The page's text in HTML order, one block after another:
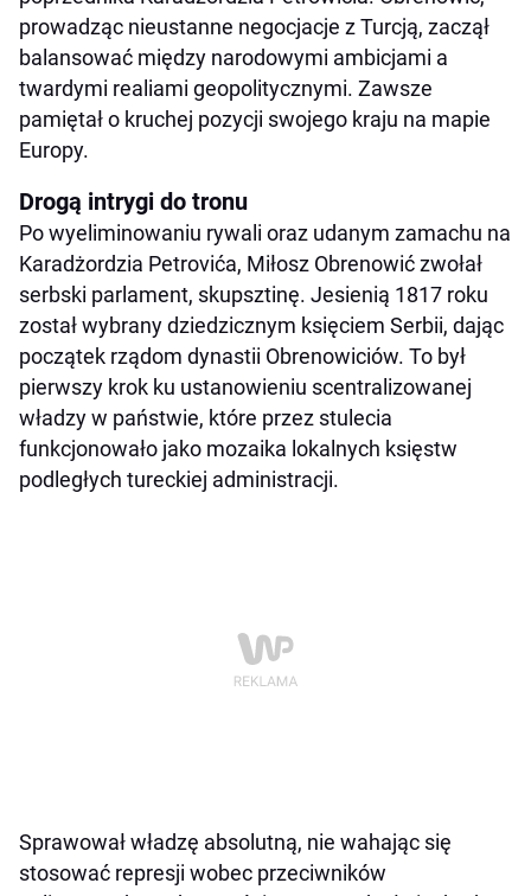
prowadząc nieustanne negocjacje z Turcją, zaczął
balansować między narodowymi ambicjami a
twardymi realiami geopolitycznymi. Zawsze
pamiętał o kruchej pozycji swojego kraju na mapie
Europy.
Drogą intrygi do tronu
Po wyeliminowaniu rywali oraz udanym zamachu na
Karadżordzia Petrovića, Miłosz Obrenowić zwołał
serbski parlament, skupsztinę. Jesienią 1817 roku
został wybrany dziedzicznym księciem Serbii, dając
początek rządom dynastii Obrenowiciów. To był
pierwszy krok ku ustanowieniu scentralizowanej
władzy w państwie, które przez stulecia
funkcjonowało jako mozaika lokalnych księstw
podległych tureckiej administracji.
Sprawował władzę absolutną, nie wahając się
stosować represji wobec przeciwników